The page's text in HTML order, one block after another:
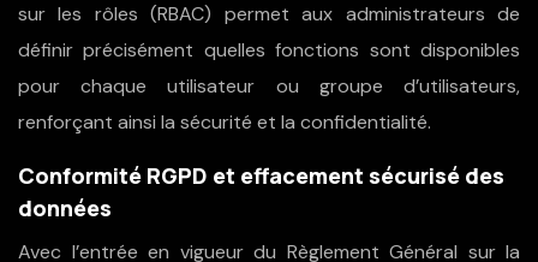
sur les rôles (RBAC) permet aux administrateurs de
définir précisément quelles fonctions sont disponibles
pour chaque utilisateur ou groupe d’utilisateurs,
renforçant ainsi la sécurité et la confidentialité.
Conformité RGPD et effacement sécurisé des
données
Avec l’entrée en vigueur du Règlement Général sur la